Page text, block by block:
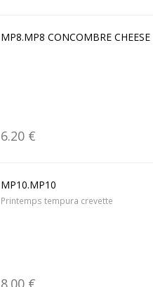
MP8.MP8 CONCOMBRE CHEESE
6.20 €
MP10.MP10
Printemps tempura crevette
8.00 €